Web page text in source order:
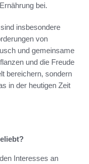
bei.
insbesondere
von
und gemeinsame
und die Freude
bereichern, sondern
in der heutigen Zeit
Interesses an